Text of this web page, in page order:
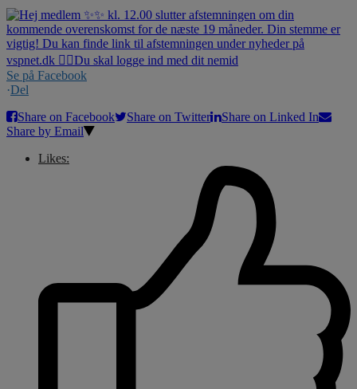
Se på Facebook
·Del
Share on Facebook
Share on Twitter
Share on Linked In
Share by Email
Likes: